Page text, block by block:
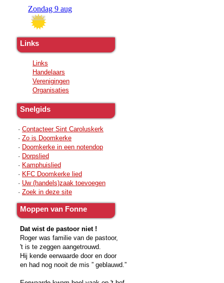
Links
Links
Handelaars
Verenigingen
Organisaties
Snelgids
· Contacteer Sint Caroluskerk
· Zo is Doomkerke
· Doomkerke in een notendop
· Dorpslied
· Kamphuislied
· KFC Doomkerke lied
· Uw (handels)zaak toevoegen
· Zoek in deze site
Moppen van Fonne
Dat wist de pastoor niet !
Roger was familie van de pastoor,
't is te zeggen aangetrouwd.
Hij kende eerwaarde door en door
en had nog nooit de mis ” geblauwd.”